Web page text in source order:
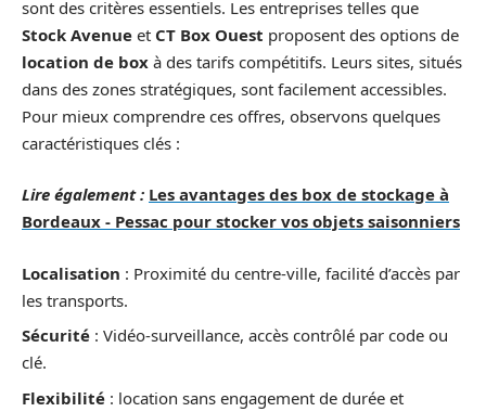
sont des critères essentiels. Les entreprises telles que
Stock Avenue et CT Box Ouest proposent des options de
location de box à des tarifs compétitifs. Leurs sites, situés
dans des zones stratégiques, sont facilement accessibles.
Pour mieux comprendre ces offres, observons quelques
caractéristiques clés :
Lire également : Les avantages des box de stockage à
Bordeaux - Pessac pour stocker vos objets saisonniers
Localisation : Proximité du centre-ville, facilité d’accès par
les transports.
Sécurité : Vidéo-surveillance, accès contrôlé par code ou
clé.
Flexibilité : location sans engagement de durée et